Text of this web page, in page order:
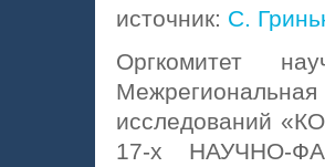
источник: С.
Оргкомитет
исследований
17-х НАУЧНО-